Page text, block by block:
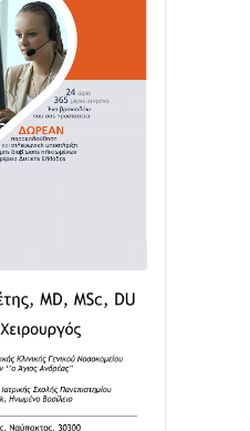
Βόνιτσα –
Καββαδά
η
του
που
εκχώρηση